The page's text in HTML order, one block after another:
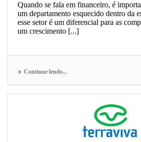
Quando se fala em financeiro, é
um departamento esquecido dentro da
esse setor é um diferencial para as
um crescimento [...]
Continue lendo...